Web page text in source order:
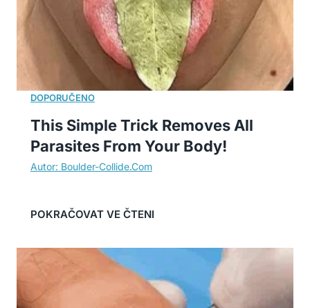
This Simple Trick Removes All
Parasites From Your Body!